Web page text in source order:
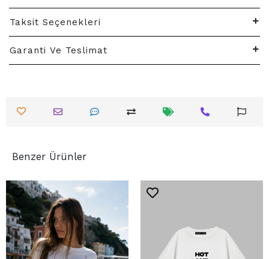
Taksit Seçenekleri
Garanti Ve Teslimat
Benzer Ürünler